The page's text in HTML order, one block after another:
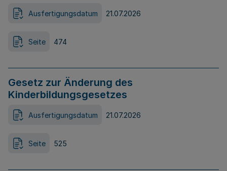
Ausfertigungsdatum 21.07.2026
Seite 474
Gesetz zur Änderung des
Kinderbildungsgesetzes
Ausfertigungsdatum 21.07.2026
Seite 525